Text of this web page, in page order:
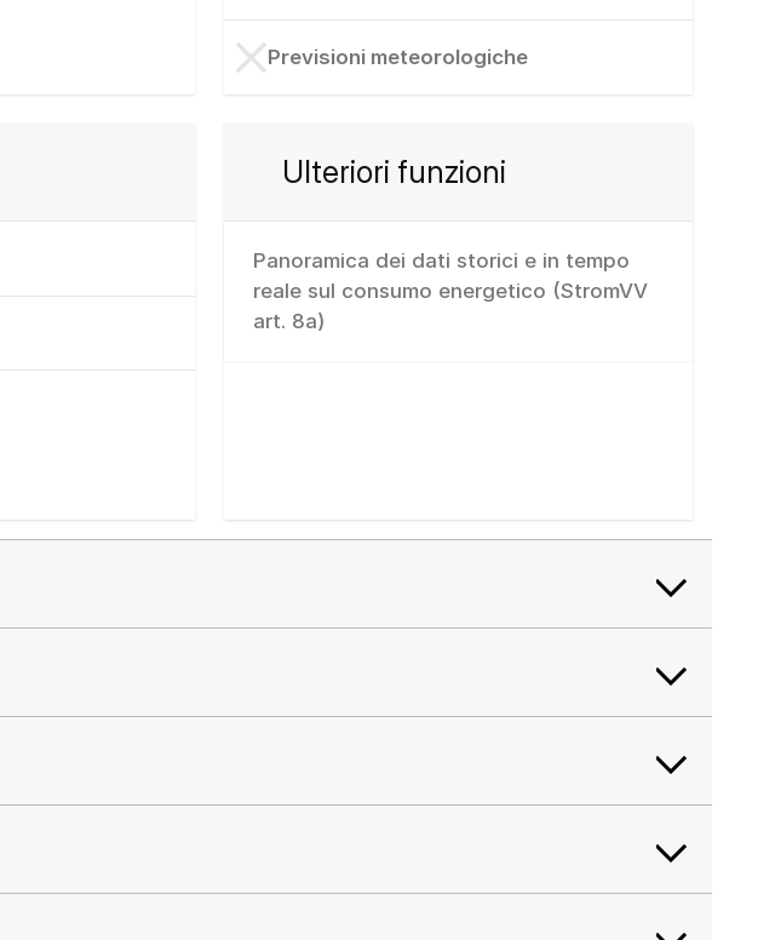
Previsioni meteorologiche
Ulteriori funzioni
Panoramica dei dati storici e in tempo
reale sul consumo energetico (StromVV
art. 8a)